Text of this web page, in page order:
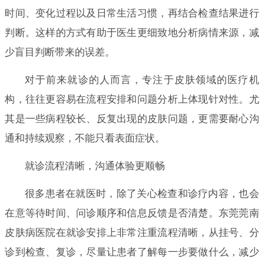
时间、变化过程以及日常生活习惯，再结合检查结果进行
判断。这样的方式有助于医生更细致地分析病情来源，减
少盲目判断带来的误差。
对于前来就诊的人而言，专注于皮肤领域的医疗机
构，往往更容易在流程安排和问题分析上体现针对性。尤
其是一些病程较长、反复出现的皮肤问题，更需要耐心沟
通和持续观察，不能只看表面症状。
就诊流程清晰，沟通体验更顺畅
很多患者在就医时，除了关心检查和诊疗内容，也会
在意等待时间、问诊顺序和信息反馈是否清楚。东莞莞南
皮肤病医院在就诊安排上非常注重流程清晰，从挂号、分
诊到检查、复诊，尽量让患者了解每一步要做什么，减少